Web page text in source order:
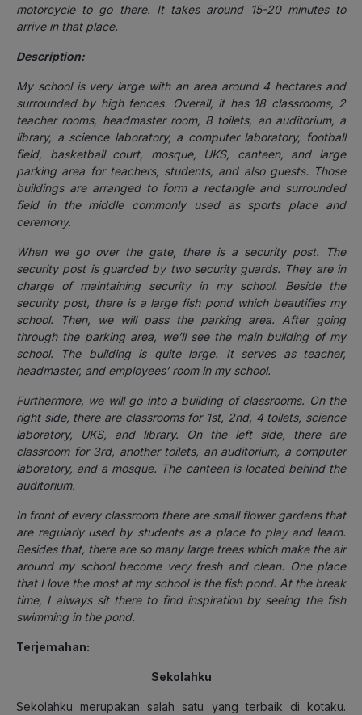
motorcycle to go there. It takes around 15-20 minutes to
arrive in that place.
Description:
My school is very large with an area around 4 hectares and
surrounded by high fences. Overall, it has 18 classrooms, 2
teacher rooms, headmaster room, 8 toilets, an auditorium, a
library, a science laboratory, a computer laboratory, football
field, basketball court, mosque, UKS, canteen, and large
parking area for teachers, students, and also guests. Those
buildings are arranged to form a rectangle and surrounded
field in the middle commonly used as sports place and
ceremony.
When we go over the gate, there is a security post. The
security post is guarded by two security guards. They are in
charge of maintaining security in my school. Beside the
security post, there is a large fish pond which beautifies my
school. Then, we will pass the parking area. After going
through the parking area, we’ll see the main building of my
school. The building is quite large. It serves as teacher,
headmaster, and employees’ room in my school.
Furthermore, we will go into a building of classrooms. On the
right side, there are classrooms for 1st, 2nd, 4 toilets, science
laboratory, UKS, and library. On the left side, there are
classroom for 3rd, another toilets, an auditorium, a computer
laboratory, and a mosque. The canteen is located behind the
auditorium.
In front of every classroom there are small flower gardens that
are regularly used by students as a place to play and learn.
Besides that, there are so many large trees which make the air
around my school become very fresh and clean. One place
that I love the most at my school is the fish pond. At the break
time, I always sit there to find inspiration by seeing the fish
swimming in the pond.
Terjemahan:
Sekolahku
Sekolahku merupakan salah satu yang terbaik di kotaku.